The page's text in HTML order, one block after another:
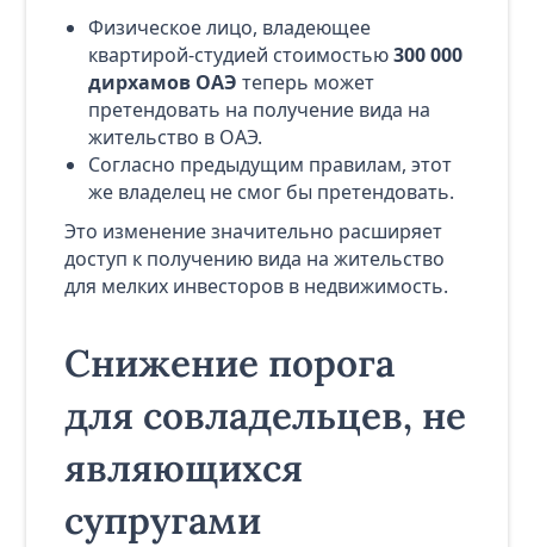
Физическое лицо, владеющее
квартирой-студией стоимостью300 000
дирхамов ОАЭ теперь может
претендовать на получение вида на
жительство в ОАЭ.
Согласно предыдущим правилам, этот
же владелец не смог бы претендовать.
Это изменение значительно расширяет
доступ к получению вида на жительство
для мелких инвесторов в недвижимость.
Снижение порога
для совладельцев, не
являющихся
супругами